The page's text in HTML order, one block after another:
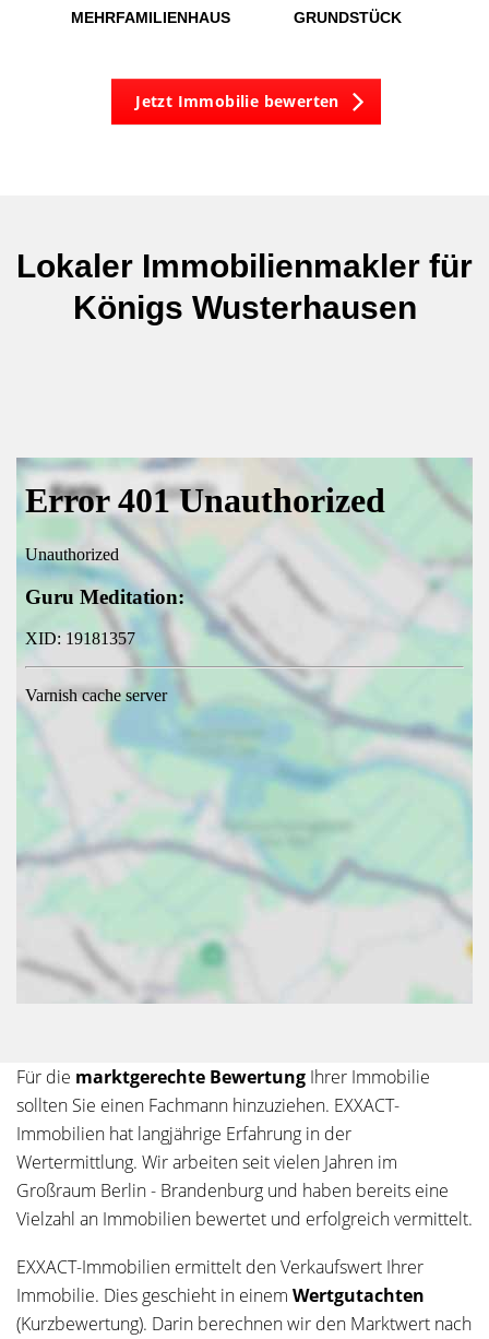
MEHRFAMILIENHAUS GRUNDSTÜCK
Jetzt Immobilie bewerten
Lokaler Immobilienmakler für
Königs Wusterhausen
Für die marktgerechte Bewertung Ihrer Immobilie
sollten Sie einen Fachmann hinzuziehen. EXXACT-
Immobilien hat langjährige Erfahrung in der
Wertermittlung. Wir arbeiten seit vielen Jahren im
Großraum Berlin - Brandenburg und haben bereits eine
Vielzahl an Immobilien bewertet und erfolgreich vermittelt.
EXXACT-Immobilien ermittelt den Verkaufswert Ihrer
Immobilie. Dies geschieht in einem Wertgutachten
(Kurzbewertung). Darin berechnen wir den Marktwert nach